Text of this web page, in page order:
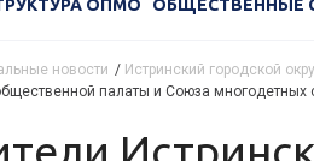
ОПМО ОБЩЕСТВЕННЫЕ
новости / Истринский городской
палаты и Союза